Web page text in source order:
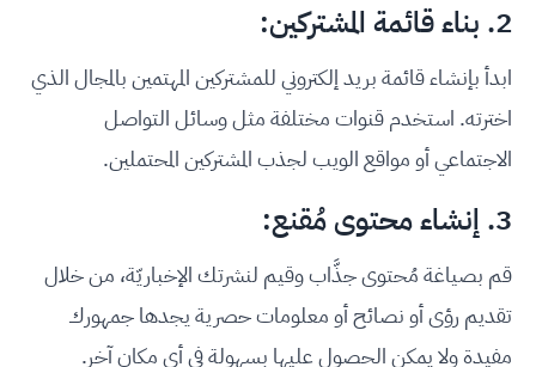
2. بناء قائمة المشتركين:
ابدأ بإنشاء قائمة بريد إلكتروني للمشتركين المهتمين بالمجال الذي
اخترته. استخدم قنوات مختلفة مثل وسائل التواصل
الاجتماعي أو مواقع الويب لجذب المشتركين المحتملين.
3. إنشاء محتوى مُقنع:
قم بصياغة مُحتوى جذَّاب وقيم لنشرتك الإخباريّة، من خلال
تقديم رؤى أو نصائح أو معلومات حصرية يجدها جمهورك
مفيدة ولا يمكن الحصول عليها بسهولة في أي مكان آخر.